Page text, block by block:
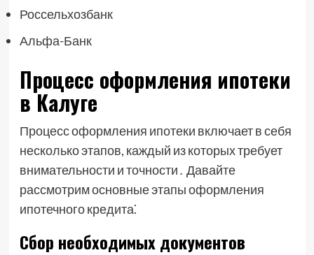
Россельхозбанк
Альфа-Банк
Процесс оформления ипотеки
в Калуге
Процесс оформления ипотеки включает в себя
несколько этапов, каждый из которых требует
внимательности и точности․ Давайте
рассмотрим основные этапы оформления
ипотечного кредита⁚
Сбор необходимых документов